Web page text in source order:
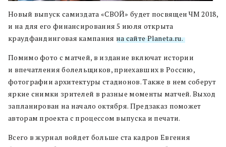
Новый выпуск самиздата «СВОЙ» будет посвящен ЧМ 2018,
и на для его финансирования 5 июля открыта
краудфандинговая кампания на сайте Planeta.ru.
Помимо фото с матчей, в издание включат истории
и впечатления болельщиков, приехавших в Россию,
фотографии архитектуры стадионов. Также в нем соберут
яркие снимки зрителей в разные моменты матчей. Выход
запланирован на начало октября. Предзаказ поможет
авторам проекта с процессом выпуска и печати.
Всего в журнал войдет больше ста кадров Евгения